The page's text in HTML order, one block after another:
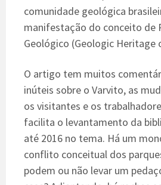
comunidade geológica
manifestação do conceito de
Geológico (Geologic Heritage
O artigo tem muitos
inúteis sobre o Varvito, as
os visitantes e os
facilita o levantamento da
até 2016 no tema. Há um
conflito conceitual dos
podem ou não levar um